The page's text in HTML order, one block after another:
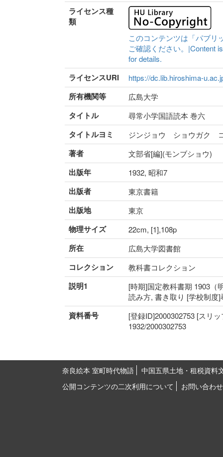
ライセンス種
類
このコンテンツは「パブリ
ご確認ください。|Content
for details.
ライセンスURI https://dc.lib.hiroshima-
所有機関等 広島大学
タイトル 尋常小学国語読本 巻六
タイトルヨミ ジンジョウ ショウガク
著者 文部省[編](モンブショウ)
出版年 1932, 昭和7
出版者 東京書籍
出版地 東京
物理サイズ 22cm, [1],108p
所在 広島大学図書館
コレクション 教科書コレクション
説明1
[時期]国定教科書期 1903（
読み方, 書き取り [学校制度
資料番号
[登録ID]2000302753 [スリ
1932/2000302753
奈良絵本 室町時代物語
中国五県土地・租税資料
公開コンテンツの二次利用について
お問い合わせ